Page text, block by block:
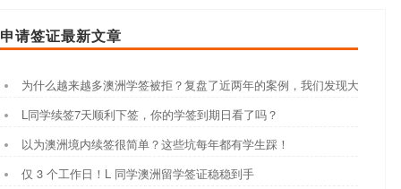
申请签证最新文章
为什么越来越多澳洲学签被拒？复盘了近两年的案例，我们发现大家都踩
L同学续签7天顺利下签，你的学签到期日看了吗？
以为澳洲境内续签很简单？这些坑每年都有学生踩！
仅 3 个工作日！L 同学澳洲留学签证稳稳到手